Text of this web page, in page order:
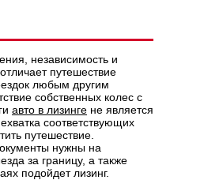
независимость и
путешествие
любым другим
собственных колес с
авто в лизинге не является
соответствующих
путешествие.
нужны на
за границу, а также
подойдет лизинг.
конфиденциальности